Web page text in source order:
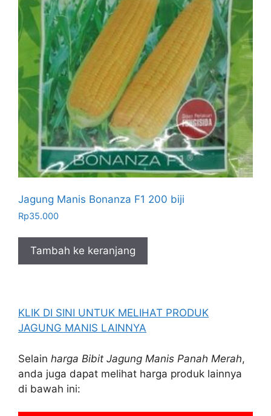
Jagung Manis Bonanza F1 200 biji
Rp35.000
Tambah ke keranjang
KLIK DI SINI UNTUK MELIHAT PRODUK
JAGUNG MANIS LAINNYA
Selain harga Bibit Jagung Manis Panah Merah,
anda juga dapat melihat harga produk lainnya
di bawah ini: